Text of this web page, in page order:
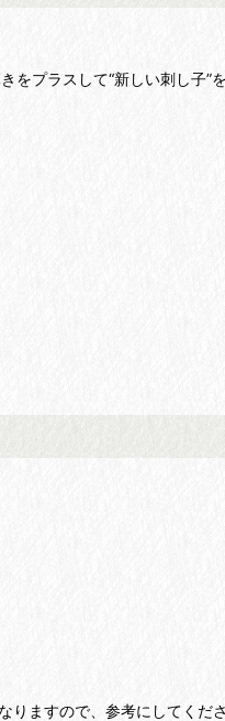
をプラスして“新しい刺し子”
ますので、参考にしてくださ